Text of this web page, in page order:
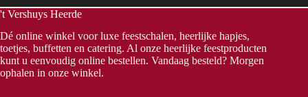
't Vershuys Heerde
Dé online winkel voor luxe feestschalen, heerlijke hapjes,
toetjes, buffetten en catering. Al onze heerlijke feestproducten
kunt u eenvoudig online bestellen. Vandaag besteld? Morgen
ophalen in onze winkel.